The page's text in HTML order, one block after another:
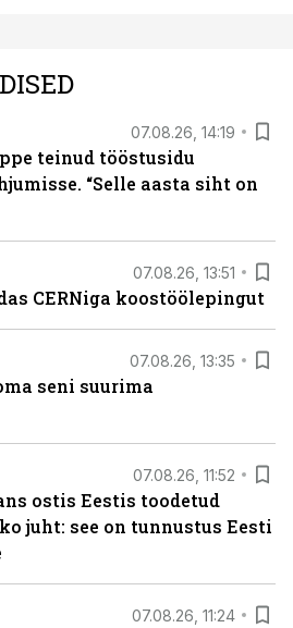
07.08.26, 14:19
teinud tööstusidu
“Selle aasta siht on
07.08.26, 13:51
CERNiga koostöölepingut
07.08.26, 13:35
seni suurima
07.08.26, 11:52
ostis Eestis toodetud
juht: see on tunnustus Eesti
07.08.26, 11:24